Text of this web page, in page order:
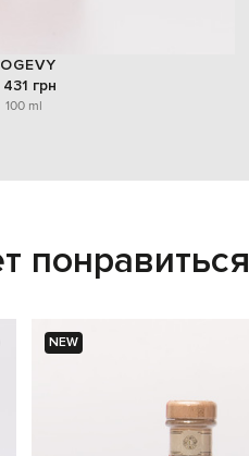
431 грн
100 ml
понравиться
NEW